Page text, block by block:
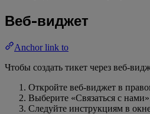
Веб-виджет
Anchor link to
Чтобы создать тикет через веб-
Откройте веб-виджет в
Выберите «Связаться с
Следуйте инструкциям в